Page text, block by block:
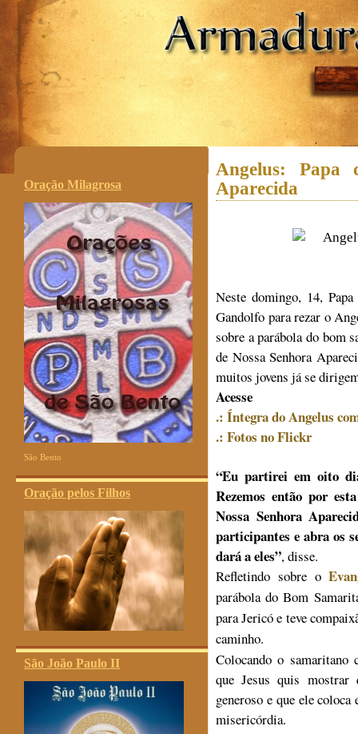
.
Oração Milagrosa
São Bento
Oração pelos Filhos
São João Paulo II
Angelus: Papa
Aparecida
Neste domingo, 14,
Gandolfo para rezar o
sobre a parábola do bom
de Nossa Senhora
muitos jovens já se
Acesse
.: Íntegra do Angelus
.: Fotos no Flickr
“Eu partirei em oito
Rezemos então por
Nossa Senhora
participantes e abra os
dará a eles”, disse.
Refletindo sobre o
parábola do Bom
para Jericó e teve
caminho.
Colocando o samaritano
que Jesus quis mostrar
generoso e que ele
misericórdia.